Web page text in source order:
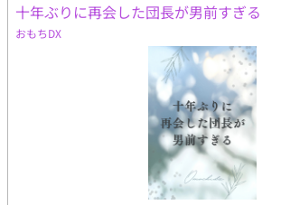
十年ぶりに再会した団長が男前すぎる
おもちDX